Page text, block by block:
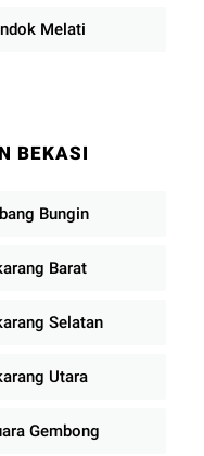
Melati
BEKASI
Bungin
Barat
Selatan
Utara
Gembong